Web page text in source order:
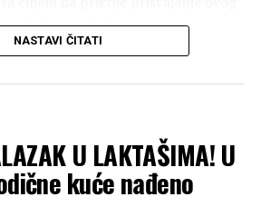
iz Tužilaštva BiH.
falsifikovanje isprave.
NASTAVI ČITATI
U LAKTAŠIMA! U
kuće nađeno